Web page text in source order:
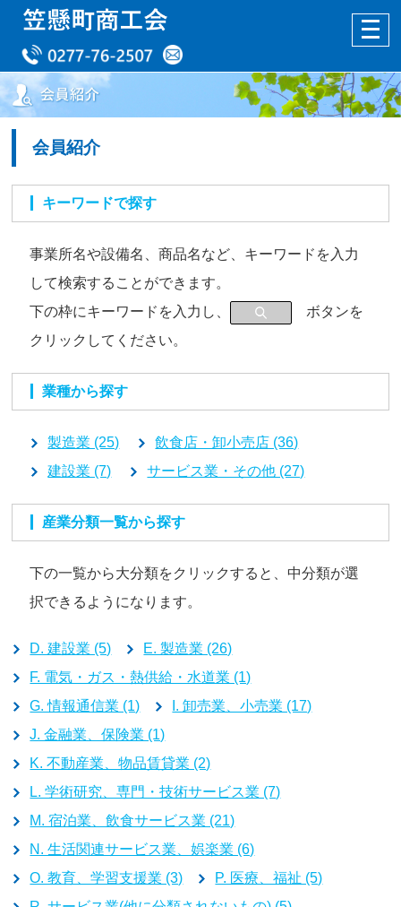
会員紹介
キーワードで探す
事業所名や設備名、商品名など、キーワードを入力
して検索することができます。
下の枠にキーワードを入力し、
ボタンを
クリックしてください。
業種から探す
製造業 (25)
飲食店・卸小売店 (36)
建設業 (7)
サービス業・その他 (27)
産業分類一覧から探す
下の一覧から大分類をクリックすると、中分類が選
択できるようになります。
D. 建設業 (5)
E. 製造業 (26)
F. 電気・ガス・熱供給・水道業 (1)
G. 情報通信業 (1)
I. 卸売業、小売業 (17)
J. 金融業、保険業 (1)
K. 不動産業、物品賃貸業 (2)
L. 学術研究、専門・技術サービス業 (7)
M. 宿泊業、飲食サービス業 (21)
N. 生活関連サービス業、娯楽業 (6)
O. 教育、学習支援業 (3)
P. 医療、福祉 (5)